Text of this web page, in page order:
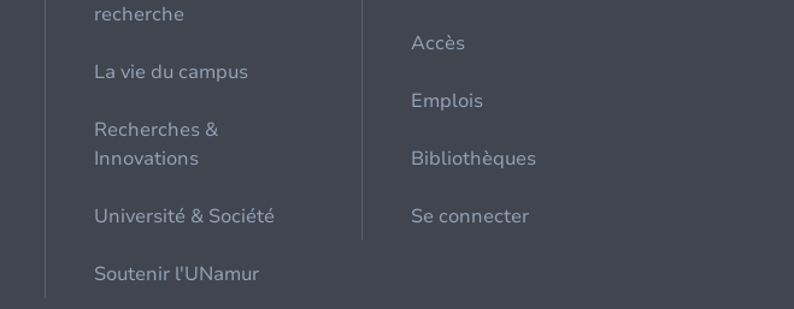
recherche
La vie du campus
Recherches &
Innovations
Université & Société
Soutenir l'UNamur
Accès
Emplois
Bibliothèques
Se connecter